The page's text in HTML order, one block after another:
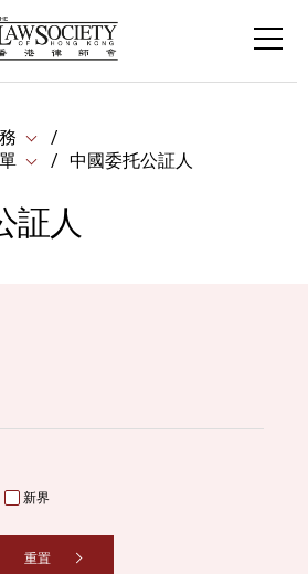
中國委托公証人
証人
新界
重置